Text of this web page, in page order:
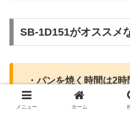
SB-1D151がオススメ
・パンを焼く時間は2
・同じ型なら少しでも
メニュー ホーム